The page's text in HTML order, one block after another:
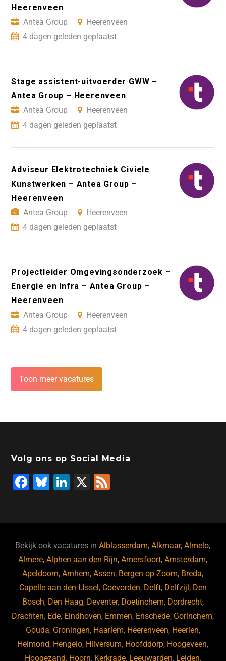
Heerenveen
Antea Group
Heerenveen
4 dagen geleden geplaatst
Stage assistent-uitvoerder GWW –
Antea Group – Heerenveen
Antea Group
Heerenveen
4 dagen geleden geplaatst
Adviseur Elektrotechniek Civiele
Kunstwerken – Antea Group –
Heerenveen
Antea Group
Heerenveen
4 dagen geleden geplaatst
Projectleider Omgevingsonderzoek –
Energie en Infra – Antea Group –
Heerenveen
Antea Group
Heerenveen
4 dagen geleden geplaatst
Toon meer vacatures
Volg ons op Social Media
F
b
o
o
k
Bl
ky
Li
dI
n
X
Bekijk ook vacatures inAlblasserdam,Alkmaar,Almelo,
Almere,Alphen aan den Rijn,Amersfoort,Amsterdam,
Apeldoorn,Arnhem,Assen, Bergen op Zoom, Breda,
Capelle aan den IJssel , Coevorden, Delft, Delfzijl , Den
Bosch, Den Haag, Deventer, Doetinchem, Dordrecht,
Drachten, Ede, Eindhoven, Emmen, Enschede, Gorinchem,
Gouda, Groningen, Haarlem, Heerenveen, Heerlen,
Helmond, Hengelo, Hilversum, Hoofddorp, Hoogeveen,
Hoogezand, Hoorn, Kerkrade, Leeuwarden, Leiden,